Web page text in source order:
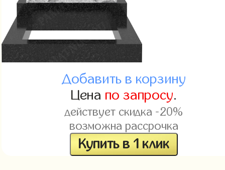
Добавить в корзину
Цена по запросу.
действует скидка -20%
возможна рассрочка
Купить в 1 клик